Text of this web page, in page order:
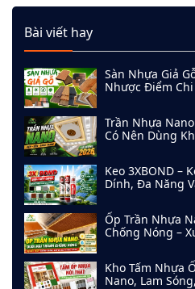
Bài viết hay
Sàn Nhựa Giả
Nhược Điểm
Trần Nhựa
Có Nên Dùng
Keo 3XBOND –
Dính, Đa Năng
Ốp Trần Nhựa
Chống Nóng –
Kho Tấm Nhựa
Nano, Lam